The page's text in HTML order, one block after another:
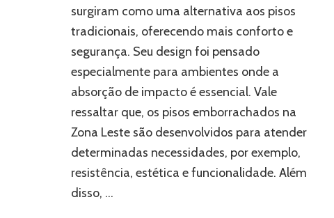
academia:
descubra
como
surgiram como uma alternativa aos pisos
tradicionais, oferecendo mais conforto e
segurança. Seu design foi pensado
especialmente para ambientes onde a
absorção de impacto é essencial. Vale
ressaltar que, os pisos emborrachados na
Zona Leste são desenvolvidos para atender
determinadas necessidades, por exemplo,
resistência, estética e funcionalidade. Além
disso, …